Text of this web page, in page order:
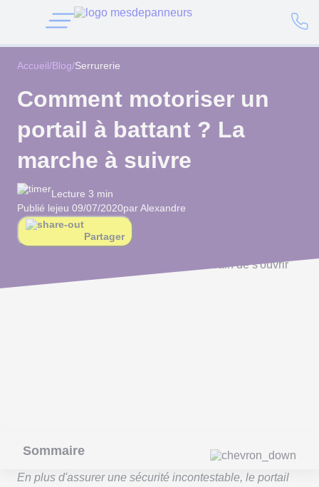
Accueil/Blog/Serrurerie
Comment motoriser un
portail à battant ? La
marche à suivre
Lecture 3 min
Publié lejeu 09/07/2020par Alexandre
Partager
Sommaire
En plus d'assurer une sécurité incontestable, le portail